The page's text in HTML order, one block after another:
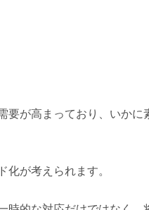
が高まっており、いかに
が考えられます。